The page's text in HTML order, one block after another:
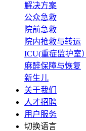
解决方案
公众急救
院前急救
院内抢救与转运
ICU(重症监护室）
麻醉保障与恢复
新生儿
关于我们
人才招聘
用户服务
切换语言